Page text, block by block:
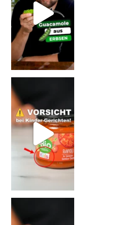
Vorsicht: Fallt nicht auf Kinder-Gerichte rein!
= BESSER?
Falsch gedacht!
W